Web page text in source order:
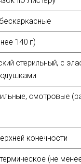
140 г)
стерильный, с
смотровые
конечности
(не